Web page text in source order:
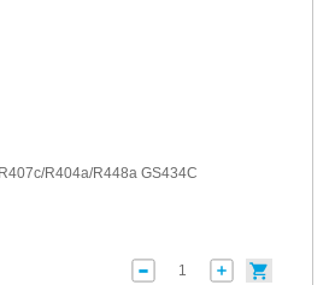
R404a/R448a GS434C